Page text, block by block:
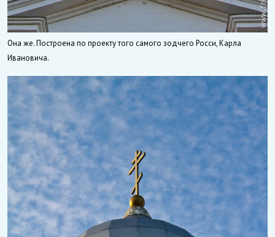
Она же. Построена по проекту того самого зодчего Росси, Карла
Ивановича.